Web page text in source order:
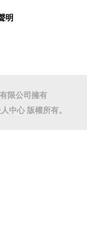
明
限公司擁有
中心 版權所有。